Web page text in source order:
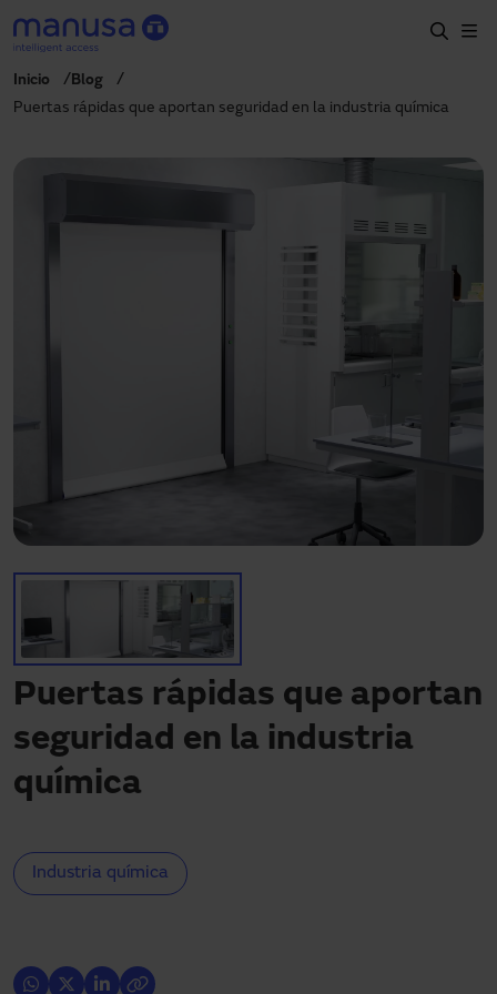
Skip to main content
Especificación
¿Necesitas asistencia?
Descargas
Inicio
Blog
Puertas rápidas que aportan seguridad en la industria química
Puertas rápidas que aportan
seguridad en la industria
química
Industria química